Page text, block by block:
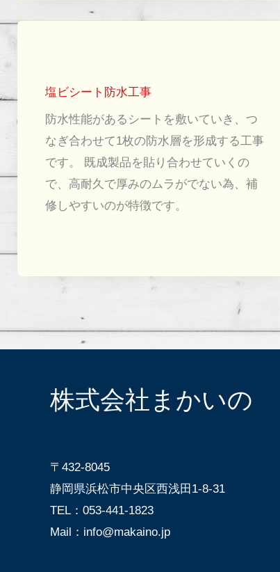
塩ビシート防水工事
防水性能があるシートを敷いていき、つ
なぎ合わせて1枚の防水層を形成する工事
です。 既成製品を貼り合わせていくの
で、高耐久で厚みのムラがでない為、補
修しやすいのが特徴です。
株式会社まかいの
〒432-8045
静岡県浜松市中央区西浅田1-8-31
TEL：053-441-1823
Mail：info@makaino.jp